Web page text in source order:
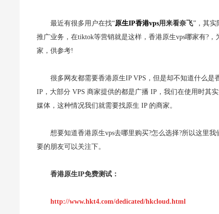
最近有很多用户在找“原生IP香港vps用来看奈飞”，其实
推广业务，在tiktok等营销就是这样，香港原生vps哪家有?
家，供参考!
很多网友都需要香港原生IP VPS，但是却不知道什么
IP，大部分 VPS 商家提供的都是广播 IP，我们在使用时其
媒体，这种情况我们就需要找原生 IP 的商家。
想要知道香港原生vps去哪里购买?怎么选择?所以这里
要的朋友可以关注下。
香港原生IP免费测试：
http://www.hkt4.com/dedicated/hkcloud.html